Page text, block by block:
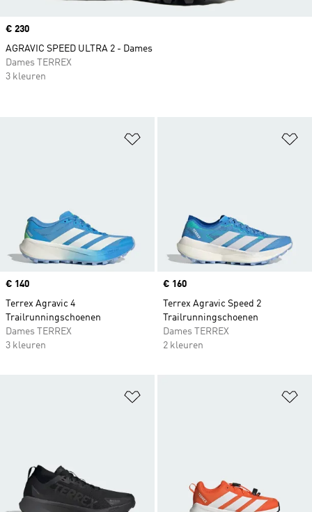
Price
€ 140
Terrex Agravic 4
Trailrunningschoenen
Dames TERREX
3 kleuren
Price
€ 160
Terrex Agravic Speed 2
Trailrunningschoenen
Dames TERREX
2 kleuren
Price
€ 230
AGRAVIC SPEED ULTRA 2 - Dames
Dames TERREX
3 kleuren